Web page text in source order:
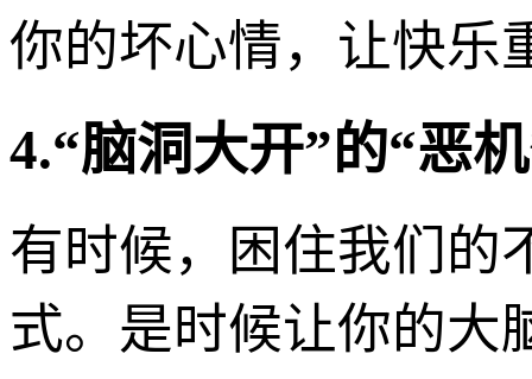
你的坏心情，让快乐
4.“脑洞大开”的“恶
有时候，困住我们的
式。是时候让你的大